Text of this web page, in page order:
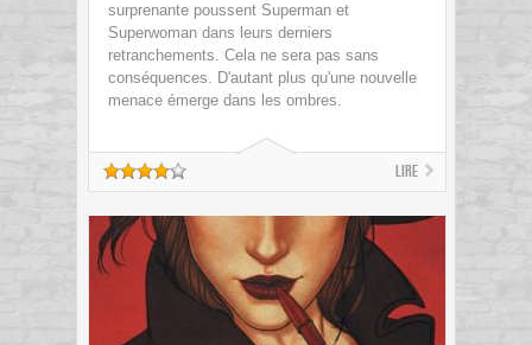
surprenante poussent Superman et
Superwoman dans leurs derniers
retranchements. Cela ne sera pas sans
conséquences. D'autant plus qu'une nouvelle
menace émerge dans les ombres.
Lire